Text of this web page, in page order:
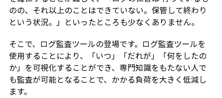
のの、それ以上のことはできていない。保管して終わり
という状況。」といったところも少なくありません。
そこで、ログ監査ツールの登場です。ログ監査ツールを
使用することにより、「いつ」「だれが」「何をしたの
か」を可視化することができ、専門知識をもたない人で
も監査が可能となることで、かかる負荷を大きく低減し
ます。